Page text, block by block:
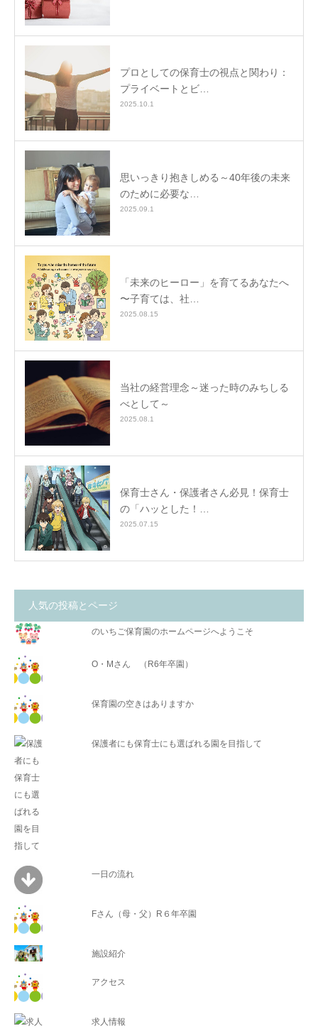
プロとしての保育士の視点と関わり：
プライベートとビ…
2025.10.1
思いっきり抱きしめる～40年後の未来
のために必要な…
2025.09.1
「未来のヒーロー」を育てるあなたへ
〜子育ては、社…
2025.08.15
当社の経営理念～迷った時のみちしる
べとして～
2025.08.1
保育士さん・保護者さん必見！保育士
の「ハッとした！…
2025.07.15
人気の投稿とページ
のいちご保育園のホームページへようこそ
O・Mさん （R6年卒園）
保育園の空きはありますか
保護者にも保育士にも選ばれる園を目指して
一日の流れ
Fさん（母・父）R６年卒園
施設紹介
アクセス
求人情報